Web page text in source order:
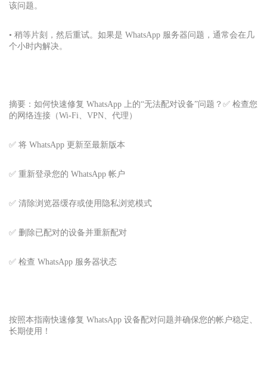
该问题。
• 稍等片刻，然后重试。如果是 WhatsApp 服务器问题，通常会在几
个小时内解决。
摘要：如何快速修复 WhatsApp 上的“无法配对设备”问题？✅ 检查您
的网络连接（Wi-Fi、VPN、代理）
✅ 将 WhatsApp 更新至最新版本
✅ 重新登录您的 WhatsApp 帐户
✅ 清除浏览器缓存或使用隐私浏览模式
✅ 删除已配对的设备并重新配对
✅ 检查 WhatsApp 服务器状态
按照本指南快速修复 WhatsApp 设备配对问题并确保您的帐户稳定、
长期使用！